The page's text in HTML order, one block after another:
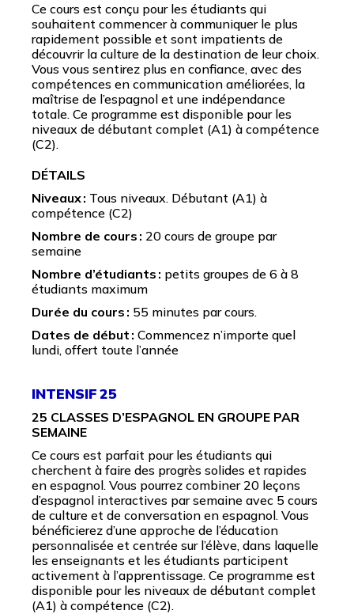
Ce cours est conçu pour les étudiants qui
souhaitent commencer à communiquer le plus
rapidement possible et sont impatients de
découvrir la culture de la destination de leur choix.
Vous vous sentirez plus en confiance, avec des
compétences en communication améliorées, la
maîtrise de l’espagnol et une indépendance
totale. Ce programme est disponible pour les
niveaux de débutant complet (A1) à compétence
(C2).
DÉTAILS
Niveaux : Tous niveaux. Débutant (A1) à
compétence (C2)
Nombre de cours : 20 cours de groupe par
semaine
Nombre d’étudiants : petits groupes de 6 à 8
étudiants maximum
Durée du cours : 55 minutes par cours.
Dates de début : Commencez n’importe quel
lundi, offert toute l’année
INTENSIF 25
25 CLASSES D’ESPAGNOL EN GROUPE PAR
SEMAINE
Ce cours est parfait pour les étudiants qui
cherchent à faire des progrès solides et rapides
en espagnol. Vous pourrez combiner 20 leçons
d’espagnol interactives par semaine avec 5 cours
de culture et de conversation en espagnol. Vous
bénéficierez d’une approche de l’éducation
personnalisée et centrée sur l’élève, dans laquelle
les enseignants et les étudiants participent
activement à l’apprentissage. Ce programme est
disponible pour les niveaux de débutant complet
(A1) à compétence (C2).